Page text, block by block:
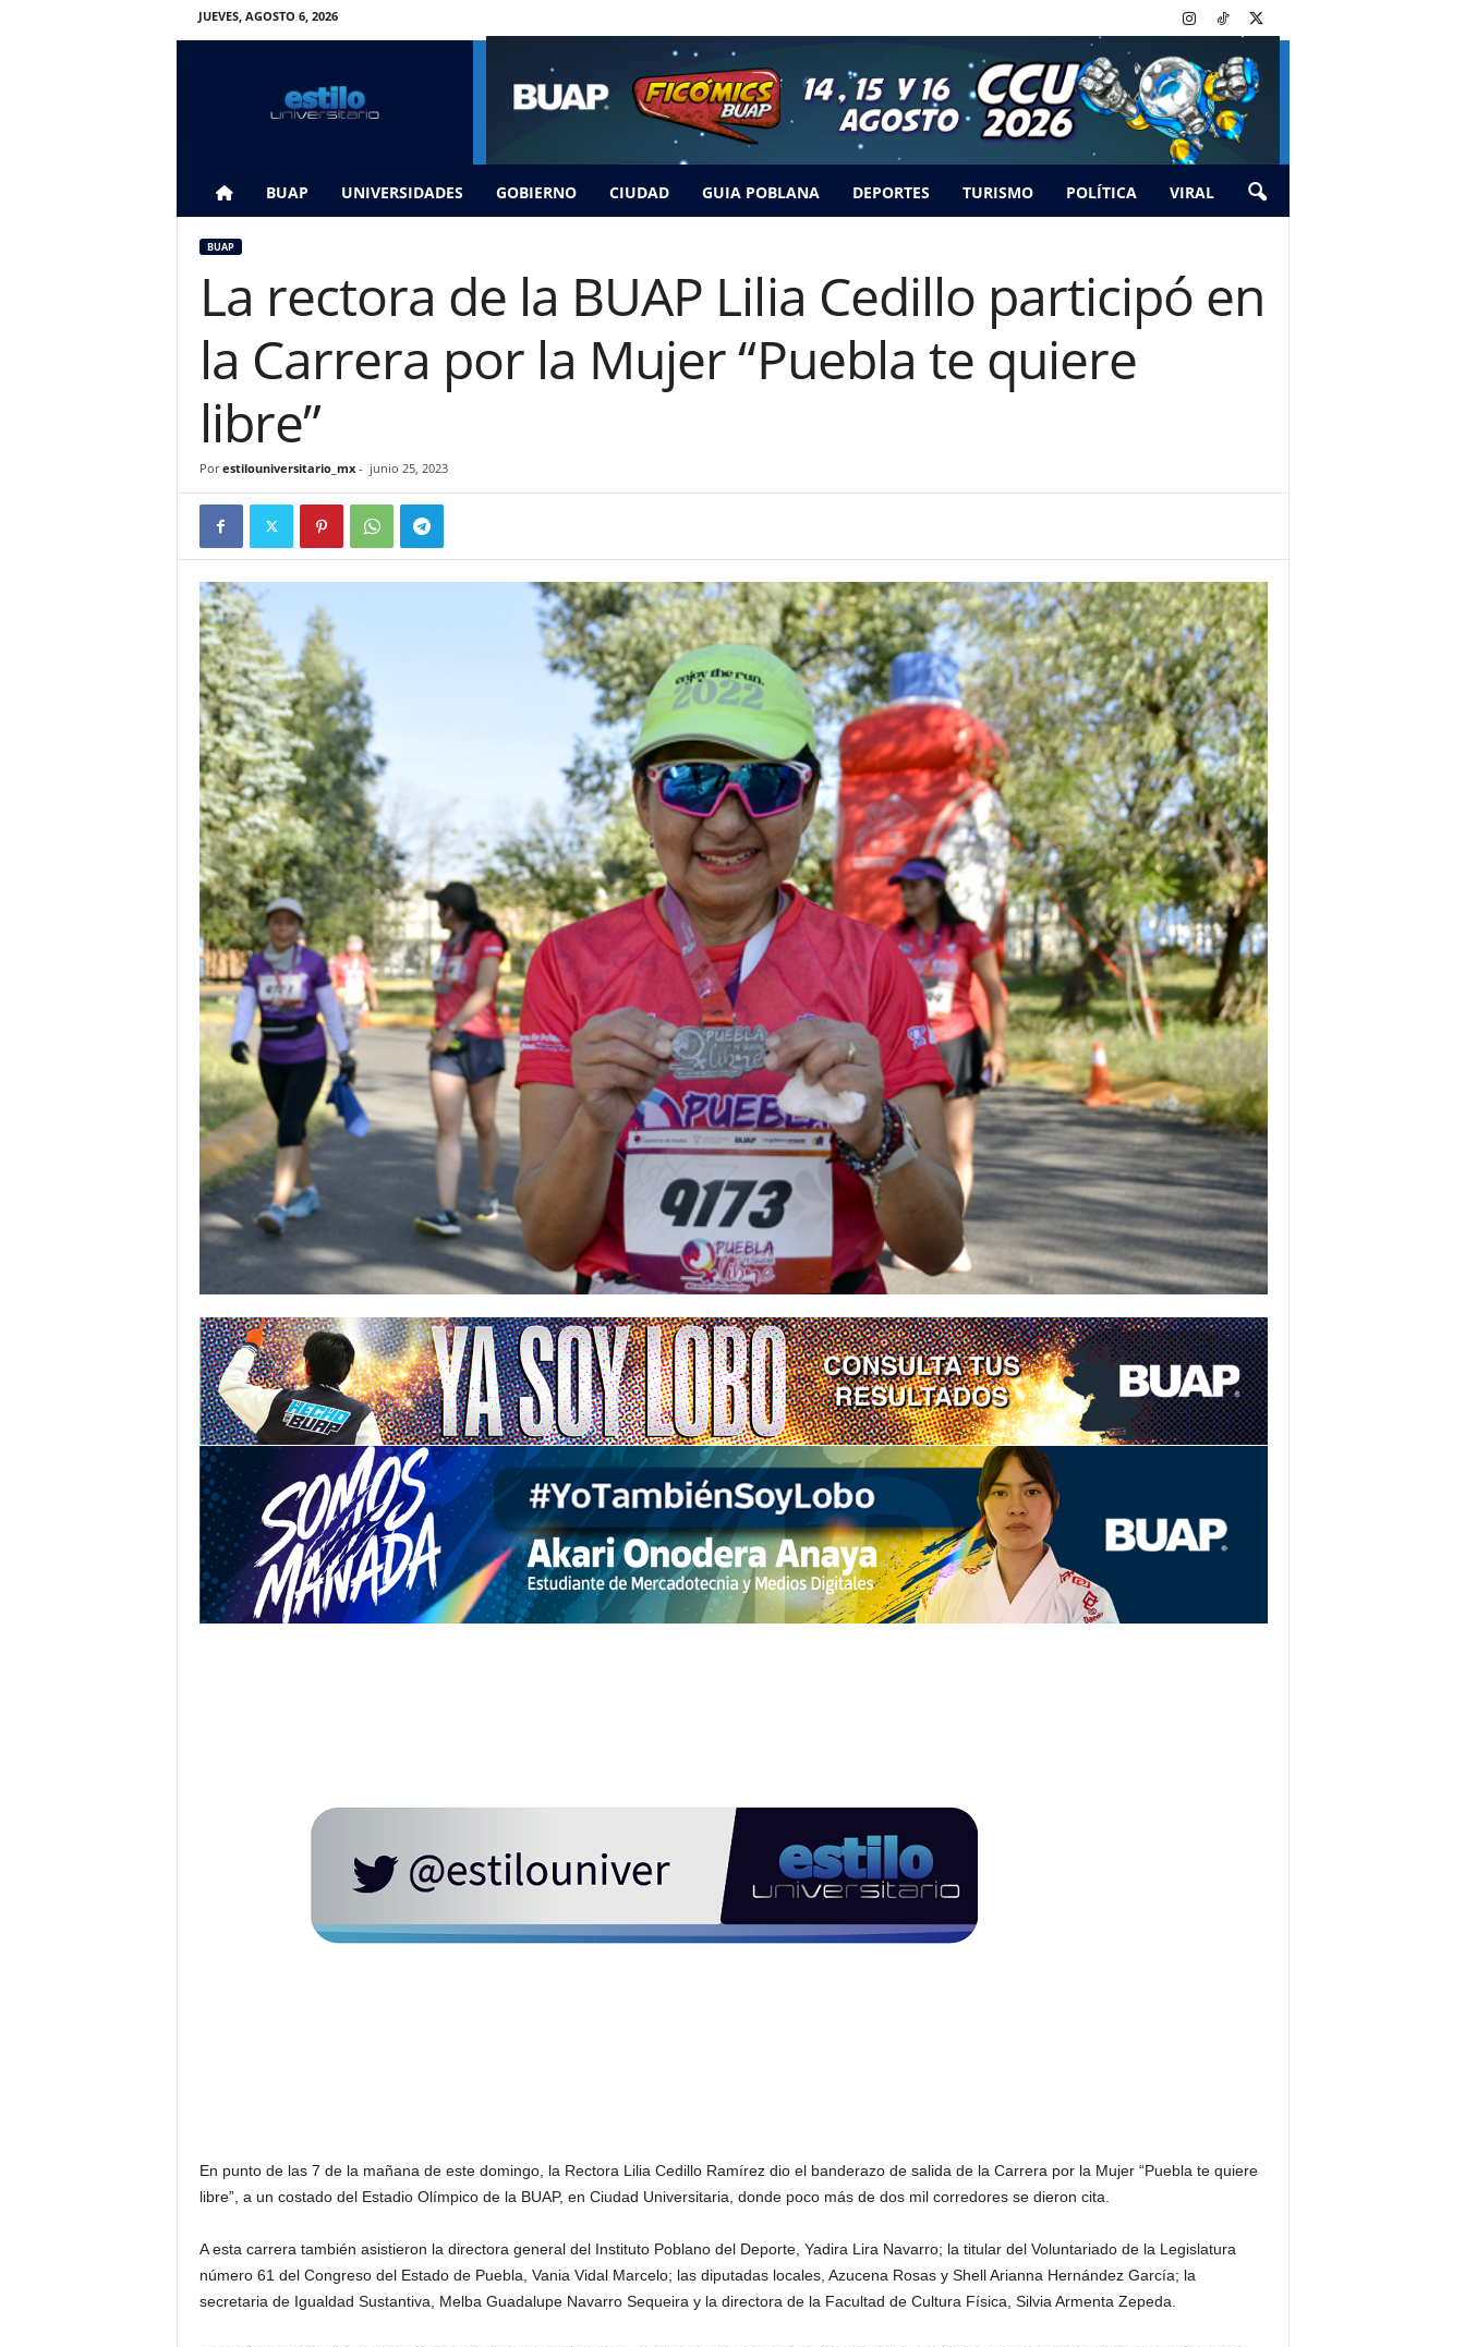
JUEVES, AGOSTO 6, 2026
BUAP UNIVERSIDADES GOBIERNO CIUDAD GUIA POBLANA DEPORTES TURISMO POLÍTICA VIRAL
BUAP
La rectora de la BUAP Lilia Cedillo participó en
la Carrera por la Mujer “Puebla te quiere
libre”
Por estilouniversitario_mx- junio 25, 2023
En punto de las 7 de la mañana de este domingo, la Rectora Lilia Cedillo Ramírez dio el banderazo de salida de la Carrera por la Mujer “Puebla te quiere
libre”, a un costado del Estadio Olímpico de la BUAP, en Ciudad Universitaria, donde poco más de dos mil corredores se dieron cita.
A esta carrera también asistieron la directora general del Instituto Poblano del Deporte, Yadira Lira Navarro; la titular del Voluntariado de la Legislatura
número 61 del Congreso del Estado de Puebla, Vania Vidal Marcelo; las diputadas locales, Azucena Rosas y Shell Arianna Hernández García; la
secretaria de Igualdad Sustantiva, Melba Guadalupe Navarro Sequeira y la directora de la Facultad de Cultura Física, Silvia Armenta Zepeda.